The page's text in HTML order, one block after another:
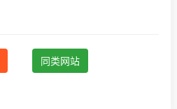
同类网站